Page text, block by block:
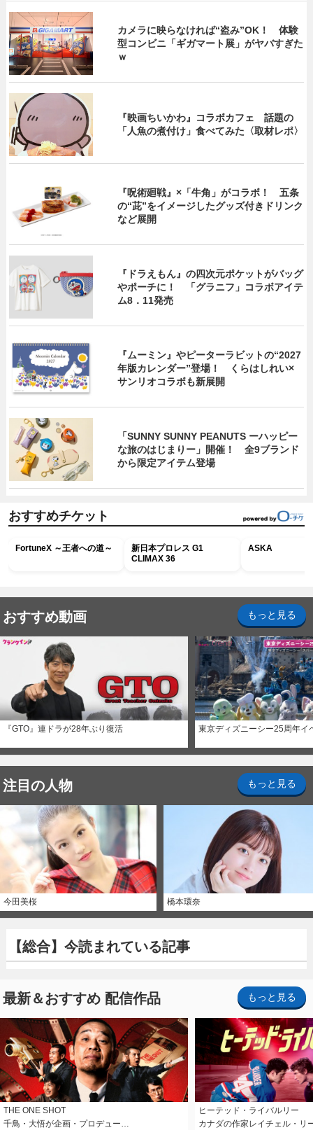
カメラに映らなければ“盗み”OK！ 体験
型コンビニ「ギガマート展」がヤバすぎた
ｗ
『映画ちいかわ』コラボカフェ 話題の
「人魚の煮付け」食べてみた〈取材レポ〉
『呪術廻戦』×「牛角」がコラボ！ 五条
の“茈”をイメージしたグッズ付きドリンク
など展開
『ドラえもん』の四次元ポケットがバッグ
やポーチに！ 「グラニフ」コラボアイテ
ム8．11発売
『ムーミン』やピーターラビットの“2027
年版カレンダー”登場！ くらはしれい×
サンリオコラボも新展開
「SUNNY SUNNY PEANUTS ーハッピー
な旅のはじまりー」開催！ 全9ブランド
から限定アイテム登場
おすすめチケット
FortuneX ～王者への道～
新日本プロレス G1
CLIMAX 36
ASKA
おすすめ動画 もっと見る
『GTO』連ドラが28年ぶり復活 東京ディズニーシー25周年イ
注目の人物 もっと見る
今田美桜 橋本環奈
【総合】今読まれている記事
最新＆おすすめ 配信作品 もっと見る
THE ONE SHOT
千鳥・大悟が企画・プロデュー…
ヒーテッド・ライバルリー
カナダの作家レイチェル・リ